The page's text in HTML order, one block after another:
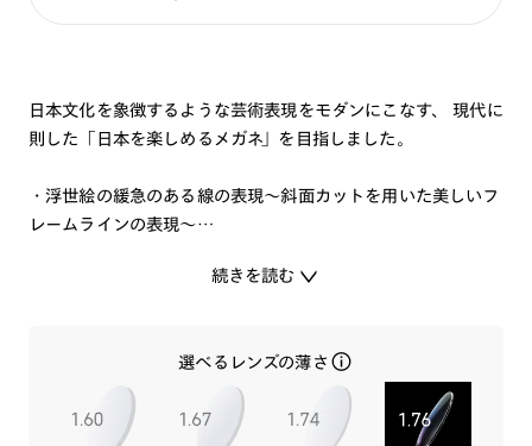
日本文化を象徴するような芸術表現をモダンにこなす、 現代に
則した「日本を楽しめるメガネ」を目指しました。
・浮世絵の緩急のある線の表現～斜面カットを用いた美しいフ
レームラインの表現～
かなアセテート生地色の表現～
さにもこだわりました。
続きを読む
選べるレンズの薄さ